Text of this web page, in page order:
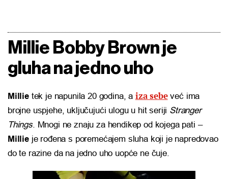
Millie Bobby Brown je
gluha na jedno uho
Millietek je napunila 20 godina, a iza sebeveć ima
brojne uspjehe, uključujući ulogu u hit seriji Stranger
Things. Mnogi ne znaju za hendikep od kojega pati –
Millieje rođena s poremećajem sluha koji je napredovao
do te razine da na jedno uho uopće ne čuje.